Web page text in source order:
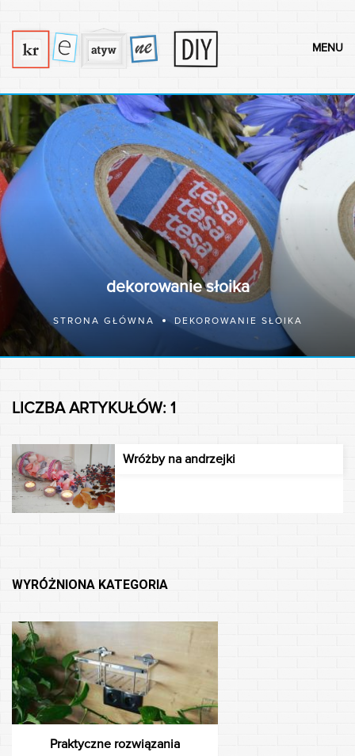
MENU
dekorowanie słoika
STRONA GŁÓWNA DEKOROWANIE SŁOIKA
LICZBA ARTYKUŁÓW: 1
Wróżby na andrzejki
WYRÓŻNIONA KATEGORIA
Praktyczne rozwiązania